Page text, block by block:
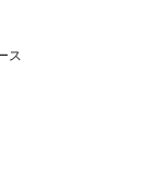
ス